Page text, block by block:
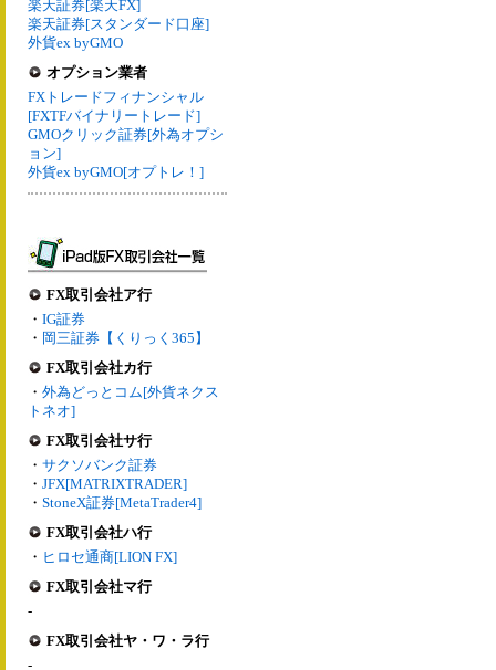
楽天証券[楽天FX]
楽天証券[スタンダード口座]
外貨ex byGMO
オプション業者
FXトレードフィナンシャル
[FXTFバイナリートレード]
GMOクリック証券[外為オプシ
ョン]
外貨ex byGMO[オプトレ！]
FX取引会社ア行
・ IG証券
・ 岡三証券【くりっく365】
FX取引会社カ行
・ 外為どっとコム[外貨ネクス
トネオ]
FX取引会社サ行
・ サクソバンク証券
・ JFX[MATRIXTRADER]
・ StoneX証券[MetaTrader4]
FX取引会社ハ行
・ ヒロセ通商[LION FX]
FX取引会社マ行
-
FX取引会社ヤ・ワ・ラ行
-